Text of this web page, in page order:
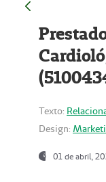
Texto:
Design:
01 de abril,